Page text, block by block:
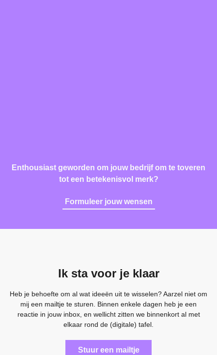
Enthousiast geworden om jouw bedrijf om te toveren
tot een betekenisvol merk?
Formuleer jouw wensen
Ik sta voor je klaar
Heb je behoefte om al wat ideeën uit te wisselen? Aarzel niet om
mij een mailtje te sturen. Binnen enkele dagen heb je een
reactie in jouw inbox, en wellicht zitten we binnenkort al met
elkaar rond de (digitale) tafel.
Stuur een mailtje